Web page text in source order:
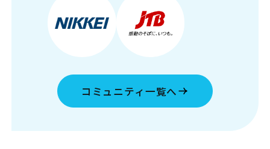
コミュニティ一覧へ